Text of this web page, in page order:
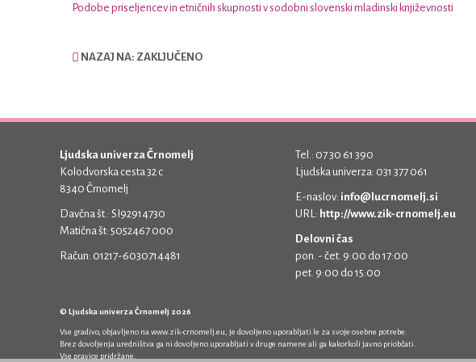
Podobe priseljencev in etničnih skupnosti v sodobni slovenski mladinski književnosti
NAZAJ NA: ZAKLJUČENO
Ljudska univerza Črnomelj
Kolodvorska cesta 32 c
8340 Črnomelj
Davčna št.: SI92914730
Matična št: 5052467 000
Račun: 01217-6030714481
Tel.: 07 30 61 390
Ljudska univerza: 031 377 061
E-naslov: info@lucrnomelj.si
URL: http://www.zik-crnomelj.eu
Delovni čas
pon. - čet. 9:00 do 17:00
pet. 9:00 do 15:00
© Ljudska univerza Črnomelj 2026
Vse gradivo, objavljeno na www.zik-crnomelj.eu , je dovoljeno uporabljati le za svoje osebne potrebe.
Brez dovoljenja uredništva ga ni dovoljeno uporabljati v druge namene ali ga kakorkoli javno priobčati.
Vse pravice pridržane.